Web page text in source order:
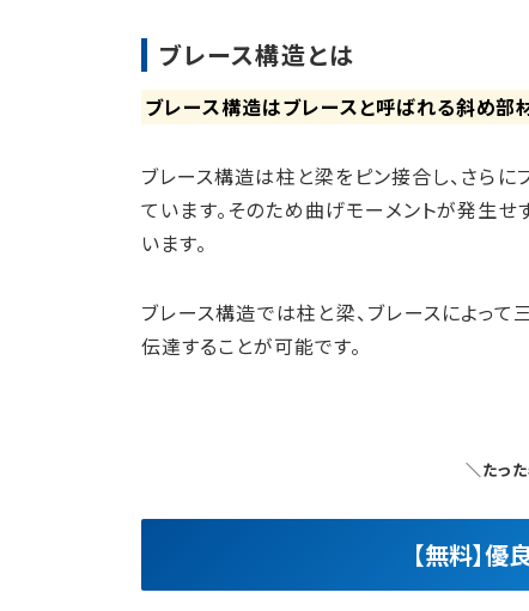
ブレース構造とは
ブレース構造はブレースと呼ばれる斜め部
ブレース構造は柱と梁をピン接合し、さら
ています。そのため曲げモーメントが発生
います。
ブレース構造では柱と梁、ブレースによっ
伝達することが可能です。
＼たっ
【無料】